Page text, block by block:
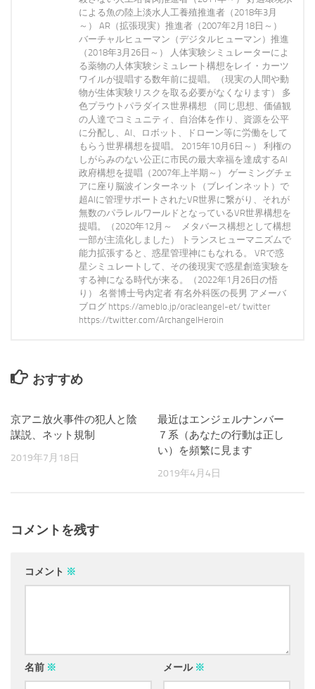
による魚の陸上淡水人工養殖推進者（2018年3月
～） AR（拡張現実）推進者（2007年2月18日～）
バーチャルヒューマン（デジタルヒューマン）推進
（2018年3月26日～） 人体実験シミュレーターによ
る薬物の人体実験シミュレート構想をレイ・カーツ
ワイルが提唱する数年前に提唱。（現実の人間や動
物が生体実験リスクを取る必要がなくなります） 多
色プラウトパラダイス世界構想 （同じ思想、価値観
の人達でコミュニティ、自治体を作り、資源を公平
に分配し、AI、ロボット、ドローン等に労働をして
もらう世界構想を提唱。 2015年10月6日～） 利権の
しがらみのない公正に市民の最大幸福を達成するAI
政府構想を提唱（2007年上半期～） ゲーミングチェ
アに座り脳波インターネット（ブレインネット）で
超AIに管理サポートされたVR世界に繋がり、それが
無数のパラレルワールドとなっているVR世界構想を
提唱。（2020年12月～ メタバース構想として構想
一部が主流化しました） トランスヒューマニズムで
能力拡張すると、惑星管理神にもなれる。 VRで惑
星シミュレートして、その後現実で惑星創造実験を
する神になる時代が来る。（2022年1月26日の悟
り） 名誉博士号内定者 有名外科医の長男 アメーバ
ブログ https://ameblo.jp/oracleangel-et/ twitter
https://twitter.com/ArchangelHeroin
おすすめ
京アニ放火事件の犯人と陰
謀説、ネット規制
2019年7月18日
最近はエンジェルナンバー
７系（あなたの行動は正し
い）を頻繁に見ます
2019年4月4日
コメントを残す
コメント ※
名前 ※ メール ※